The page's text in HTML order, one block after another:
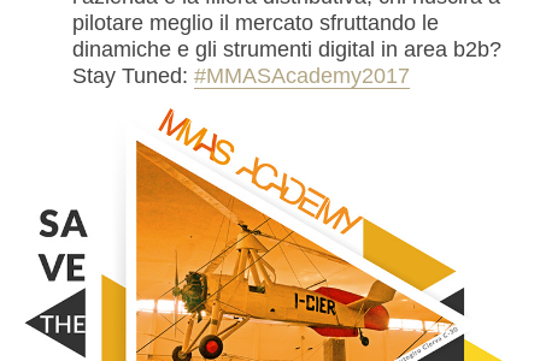
pilotare meglio il mercato sfruttando le
dinamiche e gli strumenti digital in area b2b?
Stay Tuned: #MMASAcademy2017